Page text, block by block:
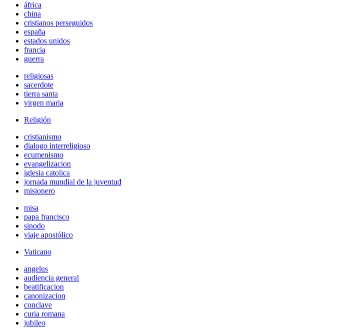
áfrica
china
cristianos perseguidos
españa
estados unidos
francia
guerra
religiosas
sacerdote
tierra santa
virgen maria
Religión
cristianismo
dialogo interreligioso
ecumenismo
evangelizacion
iglesia catolica
jornada mundial de la juventud
misionero
misa
papa francisco
sinodo
viaje apostólico
Vaticano
angelus
audiencia general
beatificacion
canonizacion
conclave
curia romana
jubileo